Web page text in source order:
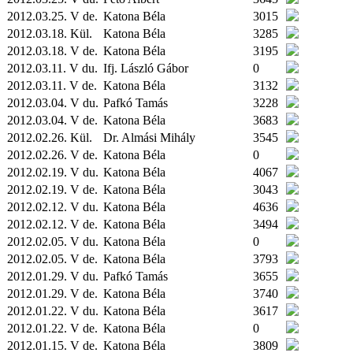
2012.03.25. V de. Katona Béla
3015
2012.03.18. Kül. Katona Béla
3285
2012.03.18. V de. Katona Béla
3195
2012.03.11. V du. Ifj. László Gábor
0
2012.03.11. V de. Katona Béla
3132
2012.03.04. V du. Pafkó Tamás
3228
2012.03.04. V de. Katona Béla
3683
2012.02.26. Kül. Dr. Almási Mihály
3545
2012.02.26. V de. Katona Béla
0
2012.02.19. V du. Katona Béla
4067
2012.02.19. V de. Katona Béla
3043
2012.02.12. V du. Katona Béla
4636
2012.02.12. V de. Katona Béla
3494
2012.02.05. V du. Katona Béla
0
2012.02.05. V de. Katona Béla
3793
2012.01.29. V du. Pafkó Tamás
3655
2012.01.29. V de. Katona Béla
3740
2012.01.22. V du. Katona Béla
3617
2012.01.22. V de. Katona Béla
0
2012.01.15. V de. Katona Béla 3809